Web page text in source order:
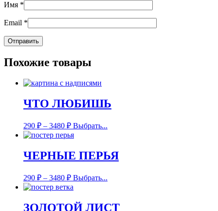
Имя *
Email *
Похожие товары
ЧТО ЛЮБИШЬ
290 ₽ – 3480 ₽ Выбрать...
ЧЕРНЫЕ ПЕРЬЯ
290 ₽ – 3480 ₽ Выбрать...
ЗОЛОТОЙ ЛИСТ